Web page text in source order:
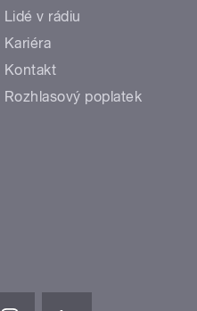
Lidé v rádiu
Kariéra
Kontakt
Rozhlasový poplatek